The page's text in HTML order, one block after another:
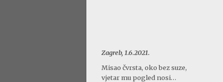
Zagreb, 1.6.2021.
Misao čvrsta, oko bez suze,
vjetar mu pogled nosi…